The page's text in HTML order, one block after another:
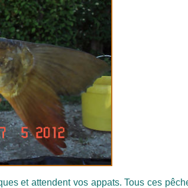
et attendent vos appats. Tous ces